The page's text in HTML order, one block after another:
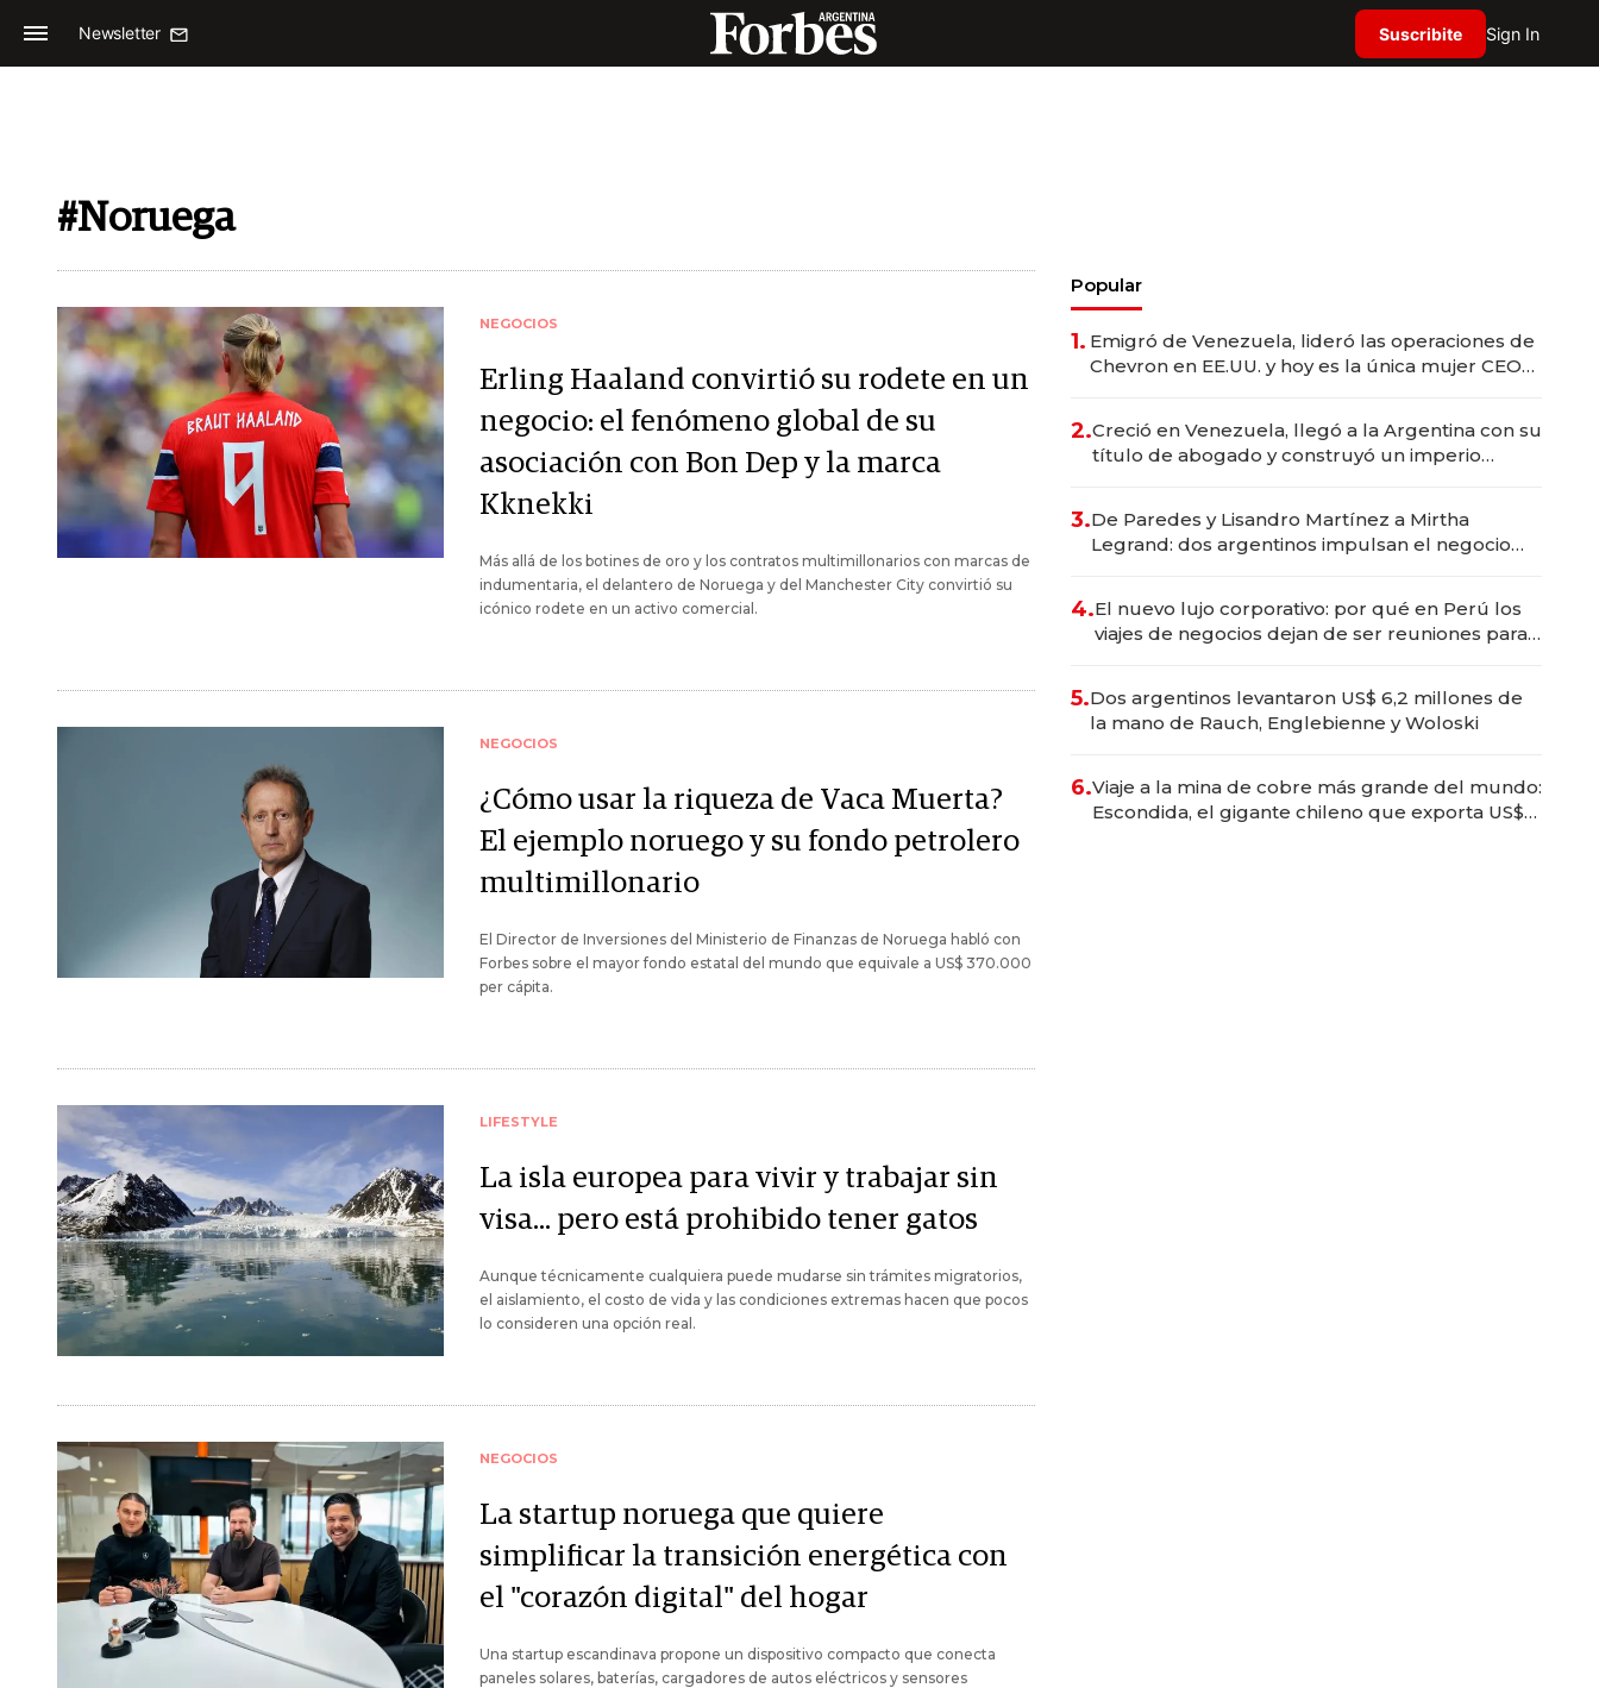
Newsletter Suscribite Sign In
#Noruega
NEGOCIOS
Erling Haaland convirtió su rodete en un
negocio: el fenómeno global de su
asociación con Bon Dep y la marca
Kknekki
Más allá de los botines de oro y los contratos multimillonarios con marcas de
indumentaria, el delantero de Noruega y del Manchester City convirtió su
icónico rodete en un activo comercial.
NEGOCIOS
¿Cómo usar la riqueza de Vaca Muerta?
El ejemplo noruego y su fondo petrolero
multimillonario
El Director de Inversiones del Ministerio de Finanzas de Noruega habló con
Forbes sobre el mayor fondo estatal del mundo que equivale a US$ 370.000
per cápita.
LIFESTYLE
La isla europea para vivir y trabajar sin
visa... pero está prohibido tener gatos
Aunque técnicamente cualquiera puede mudarse sin trámites migratorios,
el aislamiento, el costo de vida y las condiciones extremas hacen que pocos
lo consideren una opción real.
NEGOCIOS
La startup noruega que quiere
simplificar la transición energética con
el "corazón digital" del hogar
Una startup escandinava propone un dispositivo compacto que conecta
paneles solares, baterías, cargadores de autos eléctricos y sensores
Popular
1. Emigró de Venezuela, lideró las operaciones de
Chevron en EE.UU. y hoy es la única mujer CEO
2.Creció en Venezuela, llegó a la Argentina con su
título de abogado y construyó un imperio
3.De Paredes y Lisandro Martínez a Mirtha
Legrand: dos argentinos impulsan el negocio
4.El nuevo lujo corporativo: por qué en Perú los
viajes de negocios dejan de ser reuniones para
5.Dos argentinos levantaron US$ 6,2 millones de
la mano de Rauch, Englebienne y Woloski
6.Viaje a la mina de cobre más grande del mundo:
Escondida, el gigante chileno que exporta US$